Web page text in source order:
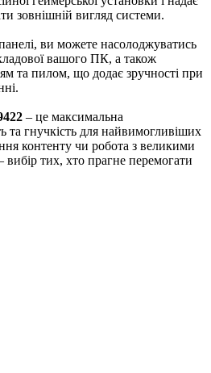
зовнішній вигляд системи.
ви можете насолоджуватись
вашого ПК, а також
та пилом, що додає зручності при
– це максимальна
та гнучкість для найвимогливіших
контенту чи робота з великими
тих, хто прагне перемогати